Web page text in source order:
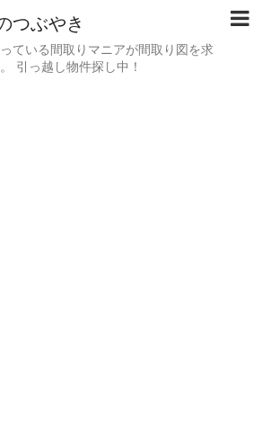
つぶやき
ている間取りマニアが間取り図を求
引っ越し物件探し中！